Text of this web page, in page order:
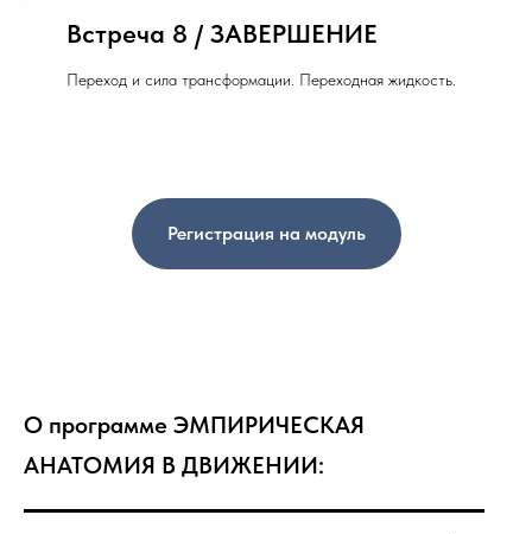
Встреча 8 / ЗАВЕРШЕНИЕ
Переход и сила трансформации. Переходная жидкость.
Регистрация на модуль
О программе ЭМПИРИЧЕСКАЯ
АНАТОМИЯ В ДВИЖЕНИИ: